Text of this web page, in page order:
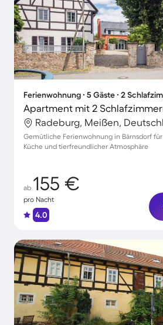
Ferienwohnung ∙ 5 Gäste ∙ 2
Apartment mit 2
Radeburg, Meißen,
Gemütliche Ferienwohnung in Bärnsdorf
Küche und tierfreundlicher Atmosphäre
ab 155 €
pro Nacht
4.0